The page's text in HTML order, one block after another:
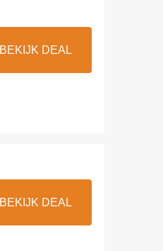
BEKIJK DEAL
BEKIJK DEAL